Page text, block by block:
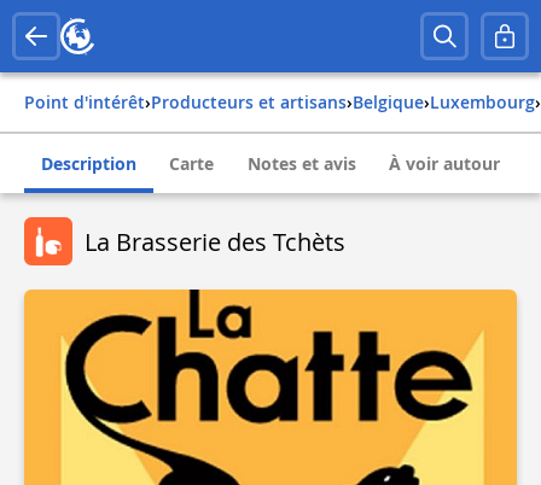
Point d'intérêt› Producteurs et artisans› belgique› luxembourg›
Description Carte Notes et avis À voir autour
La Brasserie des Tchèts